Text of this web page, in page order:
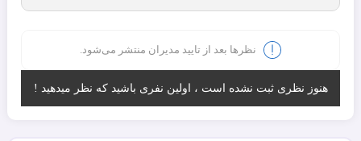
نظرها بعد از تایید مدیران منتشر می‌شود.
هنوز نظری ثبت نشده است ، اولین نفری باشید که نظر میدهید !